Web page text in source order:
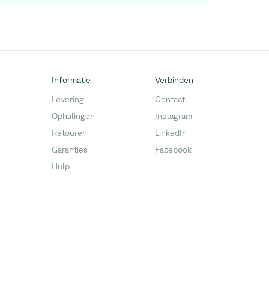
Informatie
Levering
Ophalingen
Retouren
Garanties
Hulp
Verbinden
Contact
Instagram
LinkedIn
Facebook